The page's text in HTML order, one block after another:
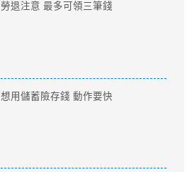
勞退注意 最多可領三筆錢
想用儲蓄險存錢 動作要快